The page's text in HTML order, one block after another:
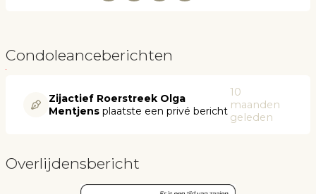
Condoleanceberichten
Zijactief Roerstreek Olga
Mentjens plaatste een privé bericht
10
maanden
geleden
Overlijdensbericht